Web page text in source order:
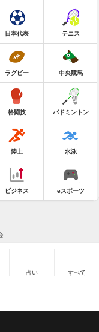
日本代表 テニス
ラグビー 中央競馬
格闘技 バドミントン
陸上 水泳
ビジネス eスポーツ
占い すべて